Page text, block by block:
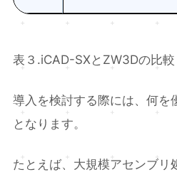
表３.iCAD-SXとZW3Dの比較
導入を検討する際には、何を
となります。
たとえば、大規模アセンブリ